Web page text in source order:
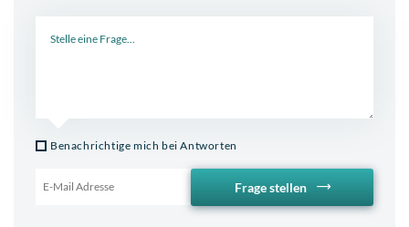
Benachrichtige mich bei Antworten
Frage stellen